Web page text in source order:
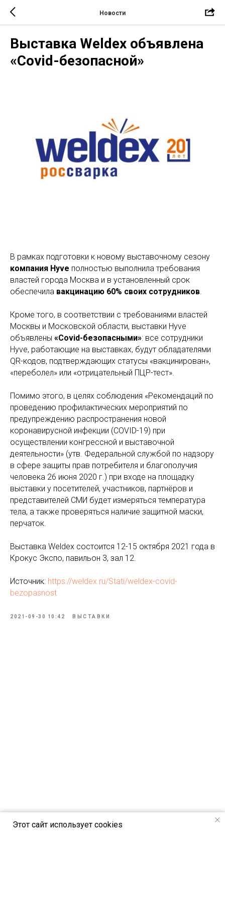
Новости
Выставка Weldex объявлена
«Covid-безопасной»
В рамках подготовки к новому выставочному сезону
компания Hyve полностью выполнила требования
властей города Москва и в установленный срок
обеспечила вакцинацию 60% своих сотрудников.
Кроме того, в соответствии с требованиями властей
Москвы и Московской области, выставки Hyve
объявлены «Covid-безопасными»: все сотрудники
Hyve, работающие на выставках, будут обладателями
QR-кодов, подтверждающих статусы «вакцинирован»,
«переболел» или «отрицательный ПЦР-тест».
Помимо этого, в целях соблюдения «Рекомендаций по
проведению профилактических мероприятий по
предупреждению распространения новой
коронавирусной инфекции (COVID-19) при
осуществлении конгрессной и выставочной
деятельности» (утв. Федеральной службой по надзору
в сфере защиты прав потребителя и благополучия
человека 26 июня 2020 г.) при входе на площадку
выставки у посетителей, участников, партнёров и
представителей СМИ будет измеряться температура
тела, а также проверяться наличие защитной маски,
перчаток.
Выставка Weldex состоится 12-15 октября 2021 года в
Крокус Экспо, павильон 3, зал 12.
Источник: https://weldex.ru/Stati/weldex-covid-
bezopasnost
2021-09-30 10:42 ВЫСТАВКИ
Этот сайт использует cookies